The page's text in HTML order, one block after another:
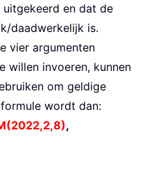
en dat de
daadwerkelijk is.
vier argumenten
willen invoeren, kunnen
om geldige
wordt dan:
,